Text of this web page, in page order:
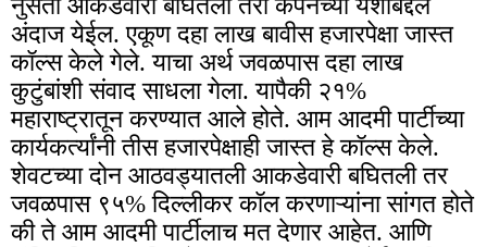
नुसती आकडेवारी बघितली तरी कॅंपेनच्या यशाबद्दल
अंदाज येईल. एकूण दहा लाख बावीस हजारपेक्षा जास्त
कॉल्स केले गेले. याचा अर्थ जवळपास दहा लाख
कुटुंबांशी संवाद साधला गेला. यापैकी २१%
महाराष्ट्रातून करण्यात आले होते. आम आदमी पार्टीच्या
कार्यकर्त्यांनी तीस हजारपेक्षाही जास्त हे कॉल्स केले.
शेवटच्या दोन आठवड्यातली आकडेवारी बघितली तर
जवळपास ९५% दिल्लीकर कॉल करणाऱ्यांना सांगत होते
की ते आम आदमी पार्टीलाच मत देणार आहेत. आणि